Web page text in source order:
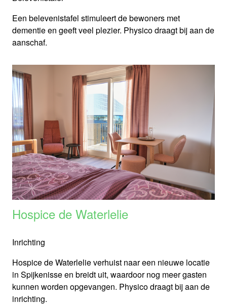
Een belevenistafel stimuleert de bewoners met
dementie en geeft veel plezier. Physico draagt bij aan de
aanschaf.
Hospice de Waterlelie
Inrichting
Hospice de Waterlelie verhuist naar een nieuwe locatie
in Spijkenisse en breidt uit, waardoor nog meer gasten
kunnen worden opgevangen. Physico draagt bij aan de
inrichting.